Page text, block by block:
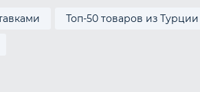
Топ-50 товаров из Турции